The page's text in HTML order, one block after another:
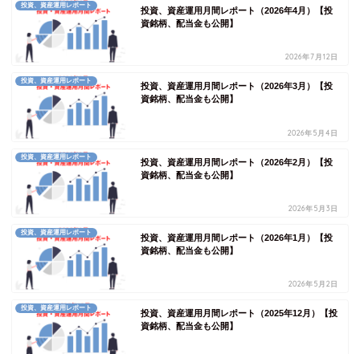
投資、資産運用レポート
投資、資産運用月間レポート（2026年4月）【投
資銘柄、配当金も公開】
2026年7月12日
投資、資産運用レポート
投資、資産運用月間レポート（2026年3月）【投
資銘柄、配当金も公開】
2026年5月4日
投資、資産運用レポート
投資、資産運用月間レポート（2026年2月）【投
資銘柄、配当金も公開】
2026年5月3日
投資、資産運用レポート
投資、資産運用月間レポート（2026年1月）【投
資銘柄、配当金も公開】
2026年5月2日
投資、資産運用レポート
投資、資産運用月間レポート（2025年12月）【投
資銘柄、配当金も公開】